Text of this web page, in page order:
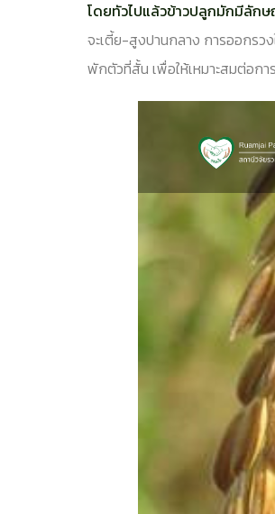
โดยทัวไปแล้วข้าวปลูกมักมีลักษ
จะเตี้ย-สูงปานกลาง การออกรว
พักตัวที่สั้น เพื่อให้เหมาะสมต่อก